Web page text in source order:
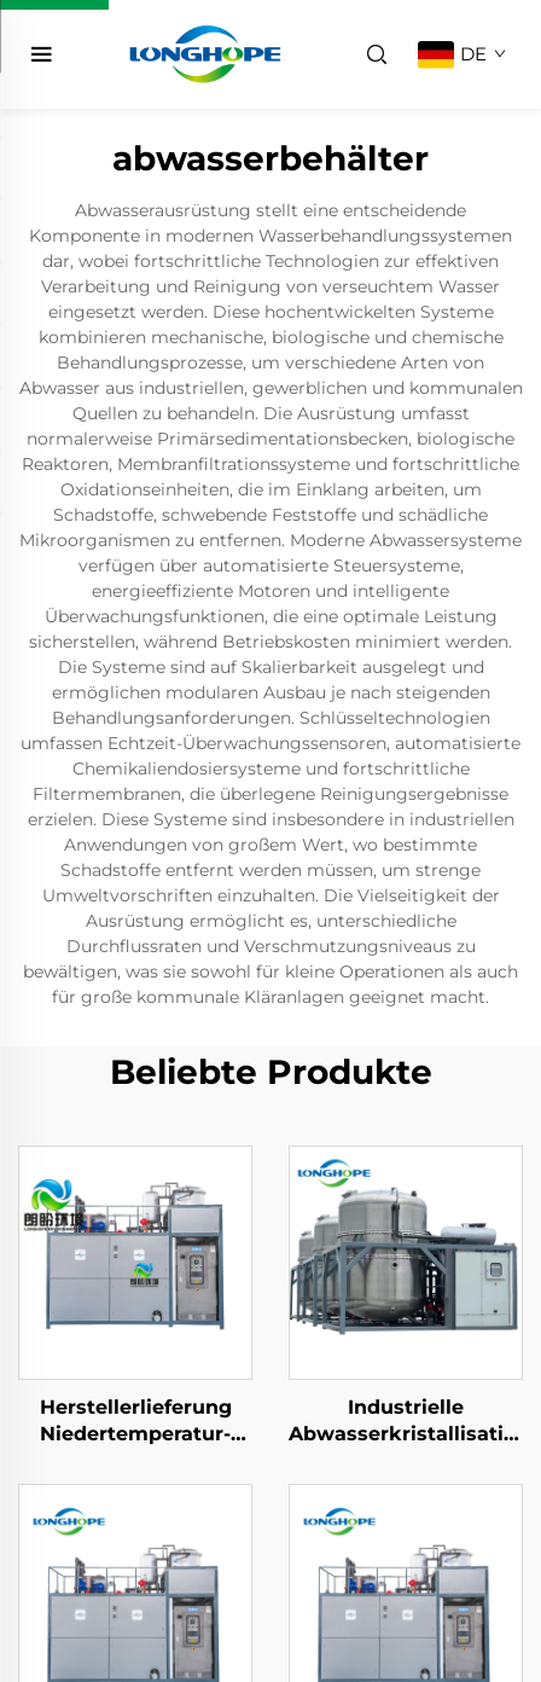
DE
abwasserbehälter
Abwasserausrüstung stellt eine entscheidende
Komponente in modernen Wasserbehandlungssystemen
dar, wobei fortschrittliche Technologien zur effektiven
Verarbeitung und Reinigung von verseuchtem Wasser
eingesetzt werden. Diese hochentwickelten Systeme
kombinieren mechanische, biologische und chemische
Behandlungsprozesse, um verschiedene Arten von
Abwasser aus industriellen, gewerblichen und kommunalen
Quellen zu behandeln. Die Ausrüstung umfasst
normalerweise Primärsedimentationsbecken, biologische
Reaktoren, Membranfiltrationssysteme und fortschrittliche
Oxidationseinheiten, die im Einklang arbeiten, um
Schadstoffe, schwebende Feststoffe und schädliche
Mikroorganismen zu entfernen. Moderne Abwassersysteme
verfügen über automatisierte Steuersysteme,
energieeffiziente Motoren und intelligente
Überwachungsfunktionen, die eine optimale Leistung
sicherstellen, während Betriebskosten minimiert werden.
Die Systeme sind auf Skalierbarkeit ausgelegt und
ermöglichen modularen Ausbau je nach steigenden
Behandlungsanforderungen. Schlüsseltechnologien
umfassen Echtzeit-Überwachungssensoren, automatisierte
Chemikaliendosiersysteme und fortschrittliche
Filtermembranen, die überlegene Reinigungsergebnisse
erzielen. Diese Systeme sind insbesondere in industriellen
Anwendungen von großem Wert, wo bestimmte
Schadstoffe entfernt werden müssen, um strenge
Umweltvorschriften einzuhalten. Die Vielseitigkeit der
Ausrüstung ermöglicht es, unterschiedliche
Durchflussraten und Verschmutzungsniveaus zu
bewältigen, was sie sowohl für kleine Operationen als auch
für große kommunale Kläranlagen geeignet macht.
Beliebte Produkte
Herstellerlieferung
Niedertemperatur-
Kristallisationsanlage
Industrielle
Konzentrations- und
Extraktionsmaschine
für Nullflüssigabfuhr
ZLD